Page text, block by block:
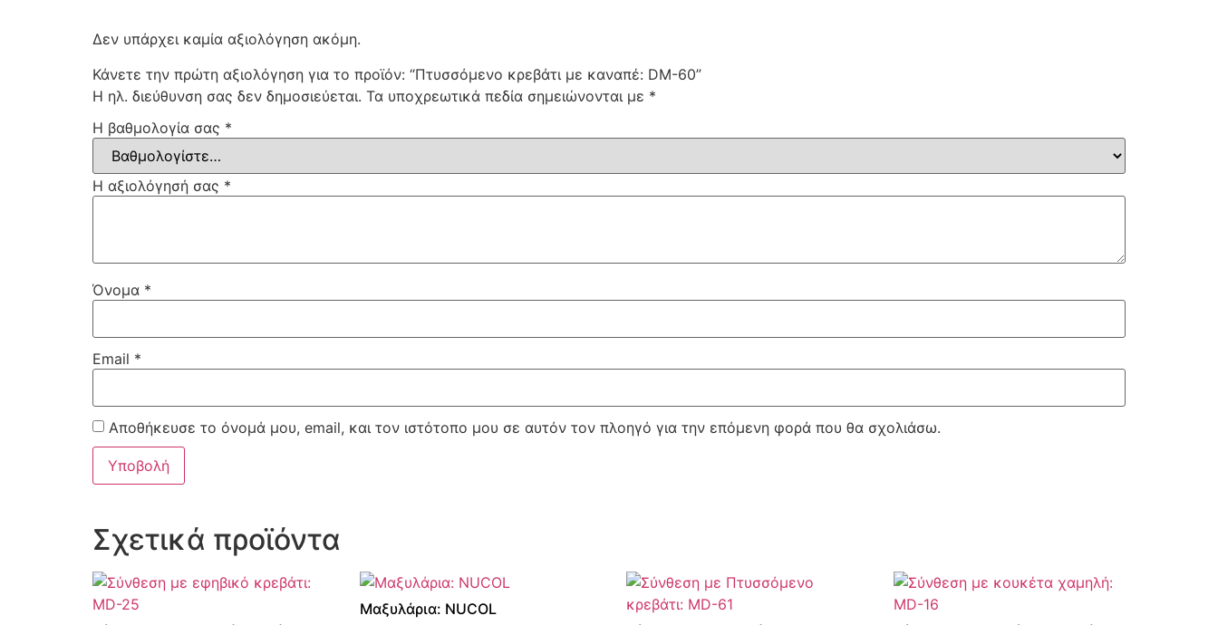
Δεν υπάρχει καμία αξιολόγηση ακόμη.
Κάνετε την πρώτη αξιολόγηση για το προϊόν: “Πτυσσόμενο κρεβάτι με καναπέ: DM-60”
Η ηλ. διεύθυνση σας δεν δημοσιεύεται. Τα υποχρεωτικά πεδία σημειώνονται με *
Η βαθμολογία σας *
Η αξιολόγησή σας *
Όνομα *
Email *
Αποθήκευσε το όνομά μου, email, και τον ιστότοπο μου σε αυτόν τον πλοηγό για την επόμενη φορά που θα σχολιάσω.
Σχετικά προϊόντα
Μαξυλάρια: NUCOL